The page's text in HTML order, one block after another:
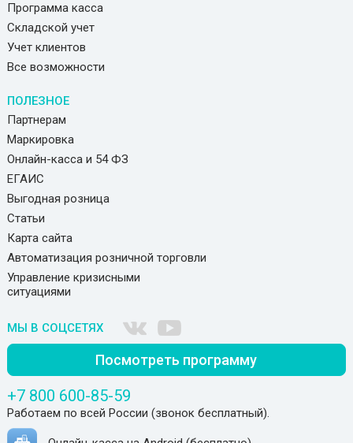
Программа касса
Складской учет
Учет клиентов
Все возможности
ПОЛЕЗНОЕ
Партнерам
Маркировка
Онлайн-касса и 54 ФЗ
ЕГАИС
Выгодная розница
Статьи
Карта сайта
Автоматизация розничной торговли
Управление кризисными
ситуациями
МЫ В СОЦСЕТЯХ
Посмотреть программу
+7 800 600-85-59
Работаем по всей России (звонок бесплатный).